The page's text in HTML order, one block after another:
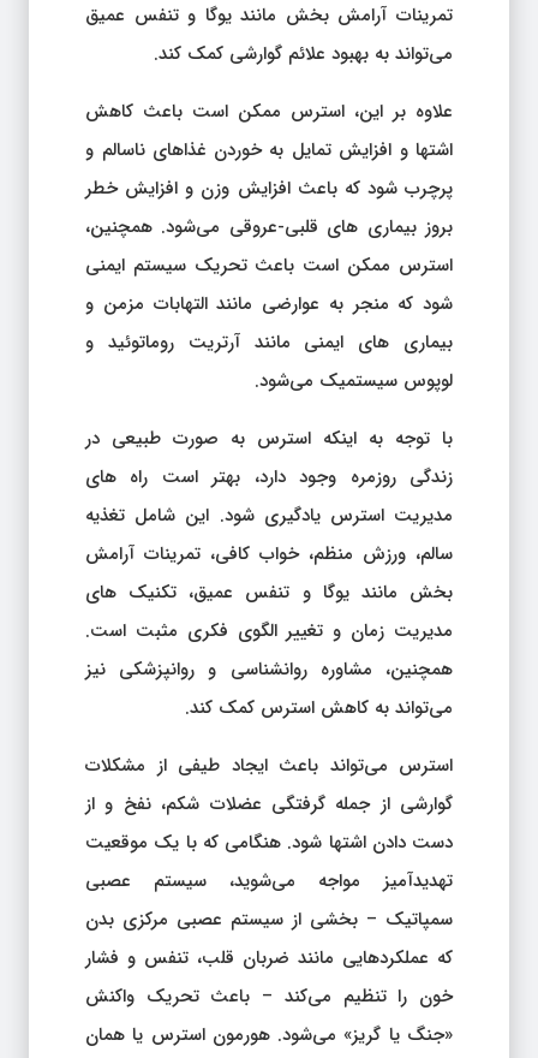
تمرینات آرامش بخش مانند یوگا و تنفس عمیق
می‌تواند به بهبود علائم گوارشی کمک کند.
علاوه بر این، استرس ممکن است باعث کاهش
اشتها و افزایش تمایل به خوردن غذاهای ناسالم و
پرچرب شود که باعث افزایش وزن و افزایش خطر
بروز بیماری های قلبی-عروقی می‌شود. همچنین،
استرس ممکن است باعث تحریک سیستم ایمنی
شود که منجر به عوارضی مانند التهابات مزمن و
بیماری های ایمنی مانند آرتریت روماتوئید و
لوپوس سیستمیک می‌شود.
با توجه به اینکه استرس به صورت طبیعی در
زندگی روزمره وجود دارد، بهتر است راه های
مدیریت استرس یادگیری شود. این شامل تغذیه
سالم، ورزش منظم، خواب کافی، تمرینات آرامش
بخش مانند یوگا و تنفس عمیق، تکنیک های
مدیریت زمان و تغییر الگوی فکری مثبت است.
همچنین، مشاوره روانشناسی و روانپزشکی نیز
می‌تواند به کاهش استرس کمک کند.
استرس می‌تواند باعث ایجاد طیفی از مشکلات
گوارشی از جمله گرفتگی عضلات شکم، نفخ و از
دست‌ دادن اشتها شود. هنگامی‌ که با یک موقعیت
تهدیدآمیز مواجه می‌شوید، سیستم عصبی
سمپاتیک – بخشی از سیستم عصبی مرکزی بدن
که عملکردهایی مانند ضربان قلب، تنفس و فشار
خون را تنظیم می‌کند – باعث تحریک واکنش
«جنگ یا گریز» می‌شود. هورمون استرس یا همان